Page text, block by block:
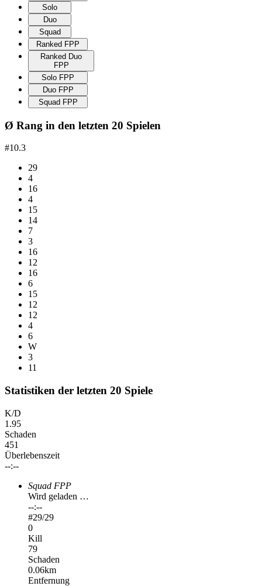
Solo
Duo
Squad
Ranked FPP
Ranked Duo
FPP
Solo FPP
Duo FPP
Squad FPP
Ø Rang in den letzten 20 Spielen
#10.3
29
4
16
4
15
14
7
3
16
12
16
6
15
12
12
4
6
W
3
11
Statistiken der letzten 20 Spiele
K/D
1.95
Schaden
451
Überlebenszeit
--:--
Squad FPP
Wird geladen …
--:--
#29/29
0
Kill
79
Schaden
0.06km
Entfernung